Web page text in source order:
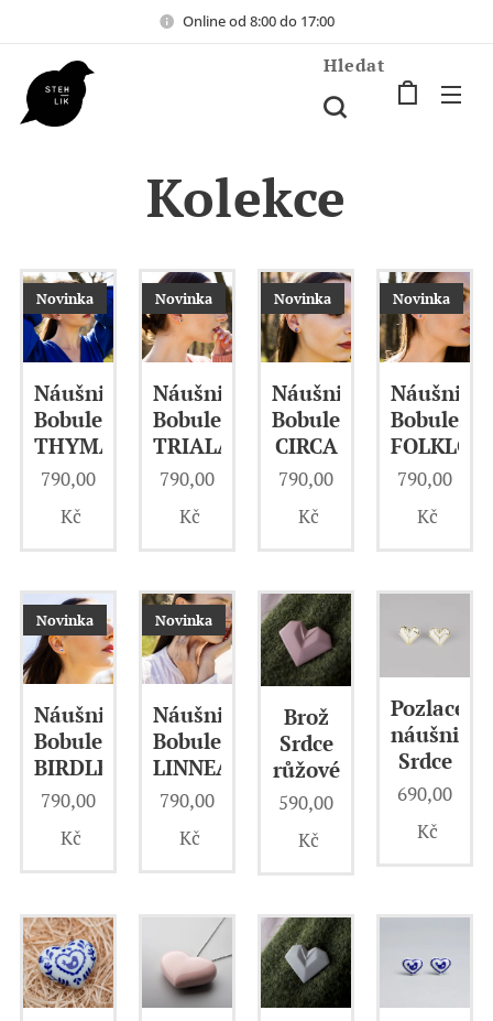
Online od 8:00 do 17:00
Hledat
Kolekce
Náušnice
Bobule
THYMA
Novinka
790,00
Kč
Náušnice
Bobule
TRIALA
Novinka
790,00
Kč
Náušnice
Bobule
CIRCA
Novinka
790,00
Kč
Náušnice
Bobule
Novinka
790,00
Kč
Náušnice
Bobule
BIRDLE
Novinka
790,00
Kč
Náušnice
Bobule
LINNEA
Novinka
790,00
Kč
Brož
Srdce
růžové
590,00
Kč
Pozlacené
náušnice
Srdce
690,00
Kč